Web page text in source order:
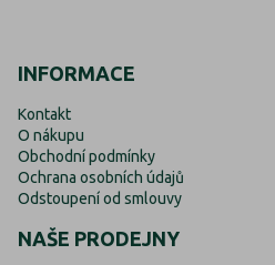
INFORMACE
Kontakt
O nákupu
Obchodní podmínky
Ochrana osobních údajů
Odstoupení od smlouvy
NAŠE PRODEJNY